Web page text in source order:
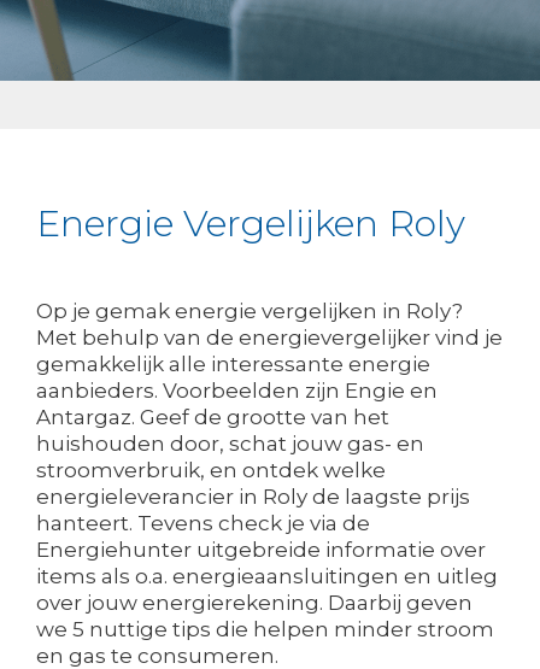
Energie Vergelijken Roly
Op je gemak energie vergelijken in Roly?
Met behulp van de energievergelijker vind je
gemakkelijk alle interessante energie
aanbieders. Voorbeelden zijn Engie en
Antargaz. Geef de grootte van het
huishouden door, schat jouw gas- en
stroomverbruik, en ontdek welke
energieleverancier in Roly de laagste prijs
hanteert. Tevens check je via de
Energiehunter uitgebreide informatie over
items als o.a. energieaansluitingen en uitleg
over jouw energierekening. Daarbij geven
we 5 nuttige tips die helpen minder stroom
en gas te consumeren.